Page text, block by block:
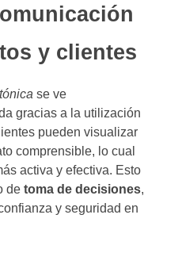
y clientes
se ve
gracias a la utilización
pueden visualizar
comprensible, lo cual
activa y efectiva. Esto
de toma de decisiones,
y seguridad en